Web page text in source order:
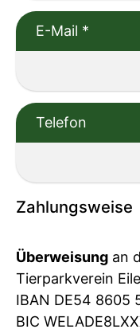
E-Mail *
Telefon
Zahlungsweise
Überweisung an
Tierparkverein
IBAN DE54 8605
BIC